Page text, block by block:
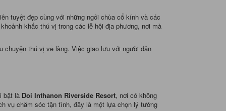
tuyệt đẹp cùng với những ngôi chùa cổ kính và các
khắc thú vị trong các lễ hội địa phương, nơi mà
chuyện thú vị về làng. Việc giao lưu với người dân
bật là Doi Inthanon Riverside Resort, nơi có không
vụ chăm sóc tận tình, đây là một lựa chọn lý tưởng